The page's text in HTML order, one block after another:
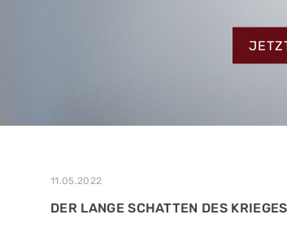
ZUM
11.05.2022
DER LANGE SCHATTEN DES KRIEGES